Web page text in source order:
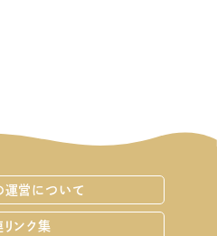
運営について
リンク集